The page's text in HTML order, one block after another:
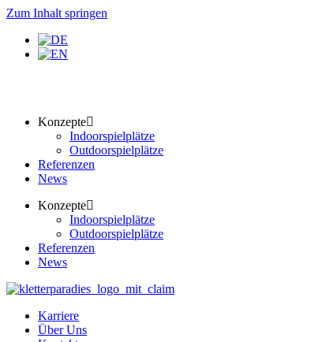
Zum Inhalt springen
Konzepte
Indoorspielplätze
Outdoorspielplätze
Referenzen
News
Konzepte
Indoorspielplätze
Outdoorspielplätze
Referenzen
News
Karriere
Über Uns